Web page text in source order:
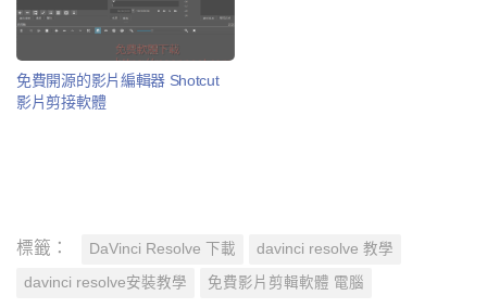
免費開源的影片編輯器 Shotcut
影片剪接軟體
標籤： DaVinci Resolve 下載 davinci resolve 教學
davinci resolve安裝教學 免費影片剪輯軟體 電腦